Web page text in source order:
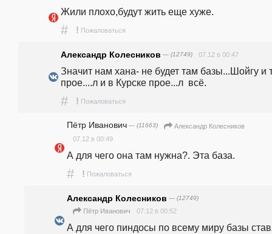
Жили плохо,будут жить еще хуже.
# ! Пожаловаться
Александр Колесников — (12749) 07.12 в 00:47
Значит нам хана- не будет там базы...Шойгу и
прое....л и в Курске прое...л  всё.
# ! Пожаловаться
Пётр Иванович — (11663)
Александр Колесников
07.12 в 00:49
А для чего она там нужна?. Эта база.
# ! Пожаловаться
Александр Колесников — (12749)
Пётр Иванович 07.12 в 00:52
А для чего пиндосы по всему миру базы